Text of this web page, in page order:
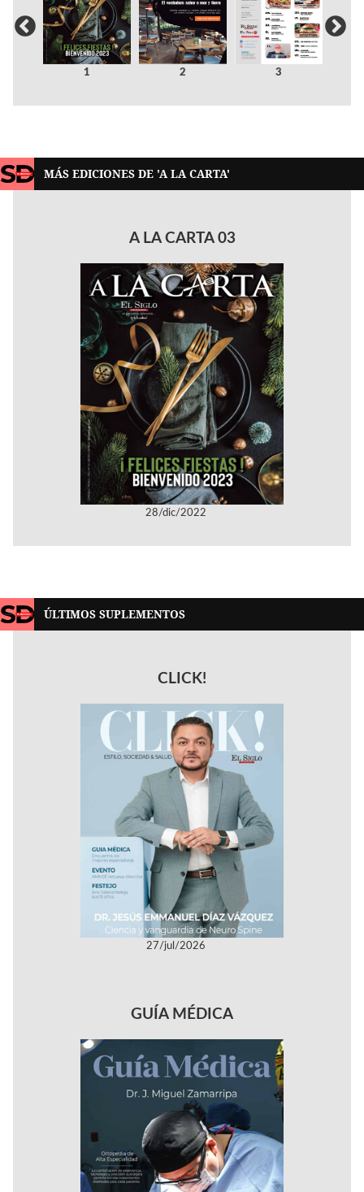
1 2 3
MÁS EDICIONES DE 'A LA CARTA'
A LA CARTA 03
28/dic/2022
ÚLTIMOS SUPLEMENTOS
CLICK!
27/jul/2026
GUÍA MÉDICA